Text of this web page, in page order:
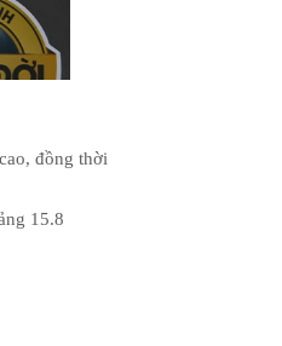
đồng thời
15.8